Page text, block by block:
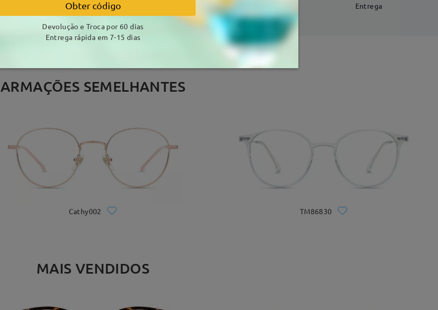
Envio 7-15 dias úteis Entrega
ARMAÇÕES SEMELHANTES
Cathy002 TM86830
MAIS VENDIDOS
Obter código
Devolução e Troca por 60 dias
Entrega rápida em 7-15 dias